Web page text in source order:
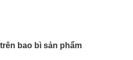
bao bì sản phẩm